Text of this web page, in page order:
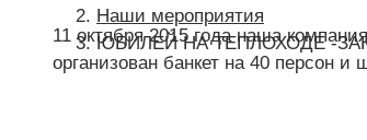
Наши мероприятия
ЮБИЛЕЙ НА ТЕПЛОХОДЕ -
11 октября 2015 года наша
организован банкет на 40 персон